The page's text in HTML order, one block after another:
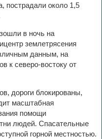
пострадали около 1,5
в ночь на
землетрясения
данным, на
к северо-востоку от
дороги блокированы,
масштабная
помощи
людей. Спасательные
горной местностью.